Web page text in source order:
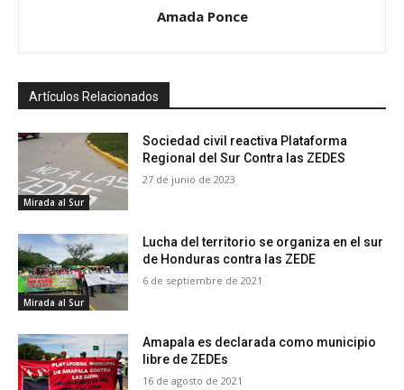
Amada Ponce
Artículos Relacionados
Mirada al Sur
Sociedad civil reactiva Plataforma
Regional del Sur Contra las ZEDES
27 de junio de 2023
Mirada al Sur
Lucha del territorio se organiza en el sur
de Honduras contra las ZEDE
6 de septiembre de 2021
Amapala es declarada como municipio
libre de ZEDEs
16 de agosto de 2021